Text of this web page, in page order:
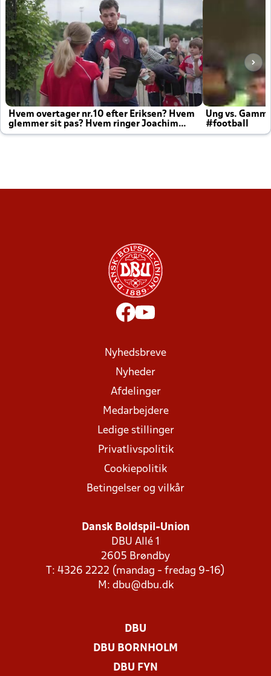
Hvem overtager nr.10 efter Eriksen? Hvem
glemmer sit pas? Hvem ringer Joachim
altid til efter kampe?
Ung vs.
#football
Nyhedsbreve
Nyheder
Afdelinger
Medarbejdere
Ledige stillinger
Privatlivspolitik
Cookiepolitik
Betingelser og vilkår
Dansk Boldspil-Union
DBU Allé 1
2605 Brøndby
T: 4326 2222 (mandag - fredag 9-16)
M: dbu@dbu.dk
DBU
DBU BORNHOLM
DBU FYN